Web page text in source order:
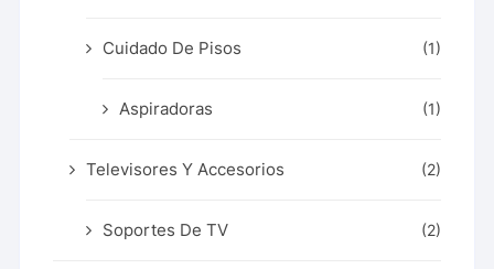
Cuidado De Pisos (1)
Aspiradoras (1)
Televisores Y Accesorios (2)
Soportes De TV (2)